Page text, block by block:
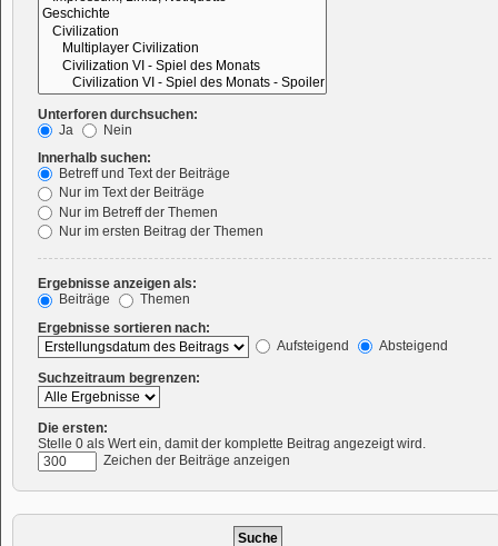
Unterforen durchsuchen:
Ja
Nein
Innerhalb suchen:
Betreff und Text der Beiträge
Nur im Text der Beiträge
Nur im Betreff der Themen
Nur im ersten Beitrag der Themen
Ergebnisse anzeigen als:
Beiträge
Themen
Ergebnisse sortieren nach:
Aufsteigend
Absteigend
Suchzeitraum begrenzen:
Die ersten:
Stelle 0 als Wert ein, damit der komplette Beitrag angezeigt wird.
Zeichen der Beiträge anzeigen